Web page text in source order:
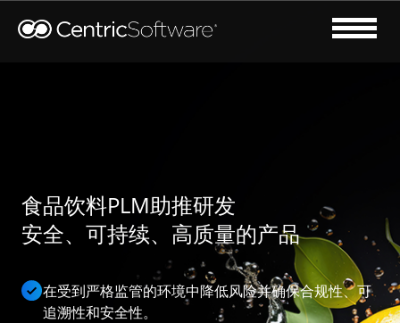
食品饮料PLM助推研发
安全、可持续、高质量的产品
在受到严格监管的环境中降低风险并确保合规性、可
追溯性和安全性。